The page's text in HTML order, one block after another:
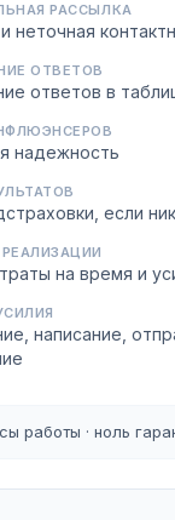
РАССЫЛКА
неточная
ОТВЕТОВ
ответов в
надежность
если
на время и
написание,
работы · ноль